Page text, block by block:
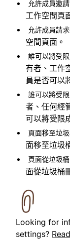
允許成員邀
工作空間頁
允許成員請
空間頁面。
誰可以將受
有者、工作
員是否可以
誰可以將受
者、任何經
可以將受限
頁面移至垃
面移至垃圾
頁面從垃圾
面從垃圾桶
Looking for
settings?